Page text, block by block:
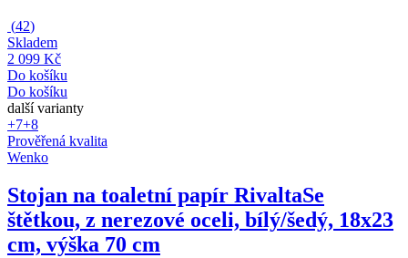
(42)
Skladem
2 099 Kč
Do košíku
Do košíku
další varianty
+7+8
Prověřená kvalita
Wenko
Stojan na toaletní papír RivaltaSe
štětkou, z nerezové oceli, bílý/šedý, 18x23
cm, výška 70 cm